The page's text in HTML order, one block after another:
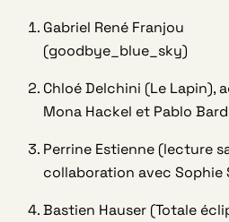
Gabriel René Franjou
(goodbye_blue_sky)
Chloé Delchini (Le Lapin),
Mona Hackel et Pablo
Perrine Estienne (lecture
collaboration avec Sophie
Bastien Hauser (Totale